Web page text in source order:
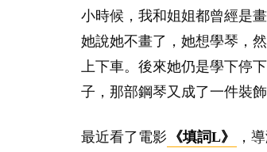
小時候，我和姐姐都曾經是
她說她不畫了，她想學琴，
上下車。後來她仍是學下停
子，那部鋼琴又成了一件裝飾
最近看了電影 《填詞L》
，